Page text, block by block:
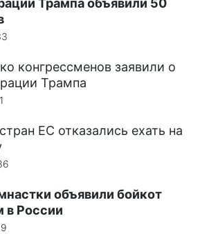
Трампа объявили 50
конгрессменов заявили о
Трампа
ЕС отказались ехать на
объявили бойкот
в России